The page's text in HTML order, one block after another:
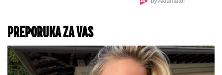
PREPORUKA ZA VAS